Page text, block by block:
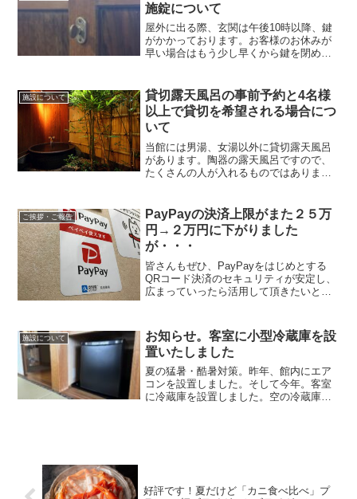
施錠について
屋外に出る際、玄関は午後10時以降、鍵
がかかっております。お客様のお休みが
早い場合はもう少し早くから鍵を閉めて
ていただいて構いません。但し、館内に
戻った際には必ず鍵をかけていただくよ
うお願いします。
施設について
貸切露天風呂の事前予約と4名様
以上で貸切を希望される場合につ
いて
当館には男湯、女湯以外に貸切露天風呂
があります。陶器の露天風呂ですので、
たくさんの人が入れるものではありませ
だくことになります。
ご挨拶・ご報告
PayPayの決済上限がまた２５万
円→２万円に下がりました
が・・・
皆さんもぜひ、PayPayをはじめとする
QRコード決済のセキュリティが安定し、
広まっていったら活用して頂きたいと思
のは旅行者なのですから。
施設について
お知らせ。客室に小型冷蔵庫を設
置いたしました
夏の猛暑・酷暑対策。昨年、館内にエア
コンを設置しました。そして今年。客室
に冷蔵庫を設置しました。空の冷蔵庫に
好評です！夏だけど「カニ食べ比べ」プ